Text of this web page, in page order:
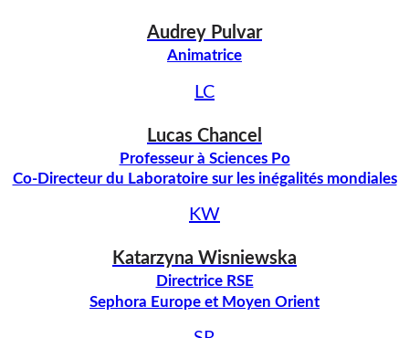
Audrey Pulvar
Animatrice
LC
Lucas Chancel
Professeur à Sciences Po
Co-Directeur du Laboratoire sur les inégalités mondiales
KW
Katarzyna Wisniewska
Directrice RSE
Sephora Europe et Moyen Orient